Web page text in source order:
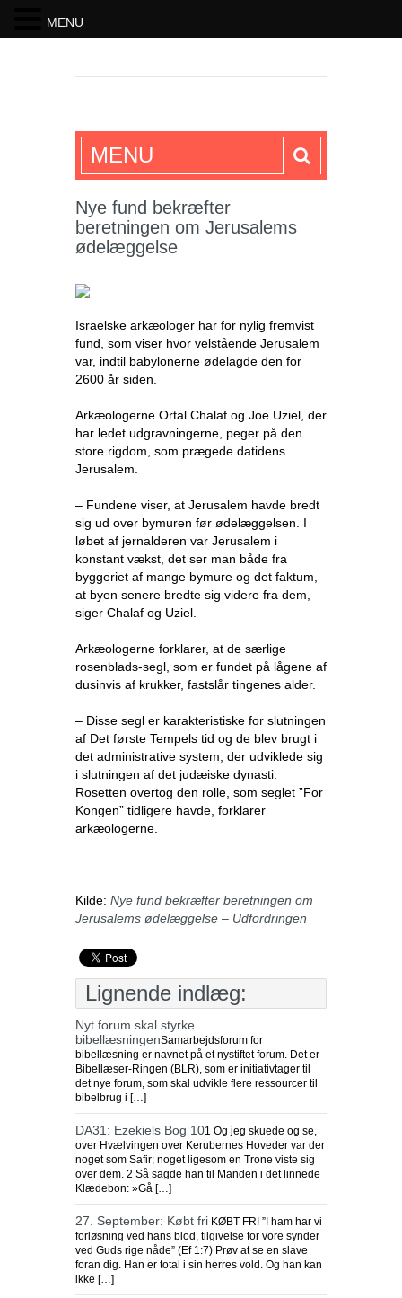
SKRIFTEN
MENU
Nye fund bekræfter
beretningen om Jerusalems
ødelæggelse
Israelske arkæologer har for nylig fremvist
fund, som viser hvor velstående Jerusalem
var, indtil babylonerne ødelagde den for
2600 år siden.
Arkæologerne Ortal Chalaf og Joe Uziel, der
har ledet udgravningerne, peger på den
store rigdom, som prægede datidens
Jerusalem.
– Fundene viser, at Jerusalem havde bredt
sig ud over bymuren før ødelæggelsen. I
løbet af jernalderen var Jerusalem i
konstant vækst, det ser man både fra
byggeriet af mange bymure og det faktum,
at byen senere bredte sig videre fra dem,
siger Chalaf og Uziel.
Arkæologerne forklarer, at de særlige
rosenblads-segl, som er fundet på lågene af
dusinvis af krukker, fastslår tingenes alder.
– Disse segl er karakteristiske for slutningen
af Det første Tempels tid og de blev brugt i
det administrative system, der udviklede sig
i slutningen af det judæiske dynasti.
Rosetten overtog den rolle, som seglet ”For
Kongen” tidligere havde, forklarer
arkæologerne.
Kilde: Nye fund bekræfter beretningen om
Jerusalems ødelæggelse – Udfordringen
Lignende indlæg:
Nyt forum skal styrke
bibellæsningenSamarbejdsforum for
bibellæsning er navnet på et nystiftet forum. Det er
Bibellæser-Ringen (BLR), som er initiativtager til
det nye forum, som skal udvikle flere ressourcer til
bibelbrug i […]
DA31: Ezekiels Bog 101 Og jeg skuede og se,
over Hvælvingen over Kerubernes Hoveder var der
noget som Safir; noget ligesom en Trone viste sig
over dem. 2 Så sagde han til Manden i det linnede
Klædebon: »Gå […]
27. September: Købt fri KØBT FRI ”I ham har vi
forløsning ved hans blod, tilgivelse for vore synder
ved Guds rige nåde” (Ef 1:7) Prøv at se en slave
foran dig. Han er total i sin herres vold. Og han kan
ikke […]
MENU